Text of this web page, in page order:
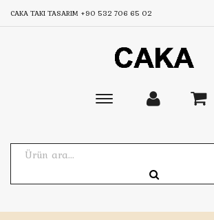
CAKA TAKI TASARIM +90 532 706 65 02
Toggle